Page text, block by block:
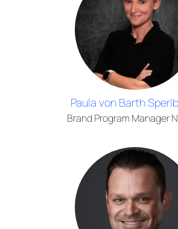
Paula von Barth
Brand Program Manager